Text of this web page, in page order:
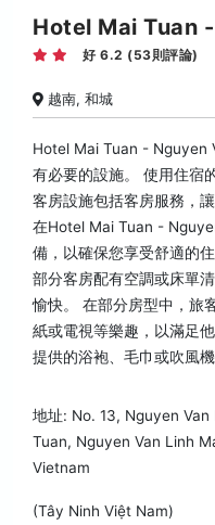
Hotel Mai Tuan
好 6.2 (53則評論)
越南, 和城
Hotel Mai Tuan - Nguyen
有必要的設施。 使用住宿
客房設施包括客房服務，
在Hotel Mai Tuan -
備，以確保您享受舒適的
部分客房配有空調或床單
愉快。 在部分房型中，旅
紙或電視等樂趣，以滿足
提供的浴袍、毛巾或吹風
地址: No. 13, Nguyen
Tuan, Nguyen Van Linh
Vietnam
(Tây Ninh Việt Nam)